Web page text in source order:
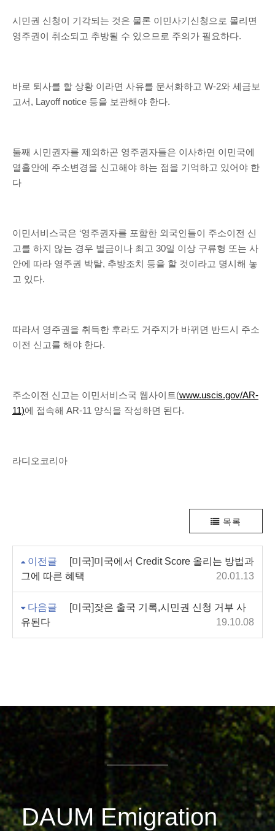
시민권 신청이 기각되는 것은 물론 이민사기신청으로 몰리면
영주권이 취소되고 추방될 수 있으므로 주의가 필요하다.
바로 퇴사를 할 상황 이라면 사유를 문서화하고 W-2와 세금보
고서, Layoff notice 등을 보관해야 한다.
둘째 시민권자를 제외하곤 영주권자들은 이사하면 이민국에
열흘안에 주소변경을 신고해야 하는 점을 기억하고 있어야 한
다
이민서비스국은 ‘영주권자를 포함한 외국인들이 주소이전 신
고를 하지 않는 경우 벌금이나 최고 30일 이상 구류형 또는 사
안에 따라 영주권 박탈, 추방조치 등을 할 것이라고 명시해 놓
고 있다.
따라서 영주권을 취득한 후라도 거주지가 바뀌면 반드시 주소
이전 신고를 해야 한다.
주소이전 신고는 이민서비스국 웹사이트(www.uscis.gov/AR-
11)에 접속해 AR-11 양식을 작성하면 된다.
라디오코리아
목록
이전글
[미국]미국에서 Credit Score 올리는 방법과
그에 따른 혜택
20.01.13
다음글
[미국]잦은 출국 기록,시민권 신청 거부 사
유된다
19.10.08
DAUM Emigration